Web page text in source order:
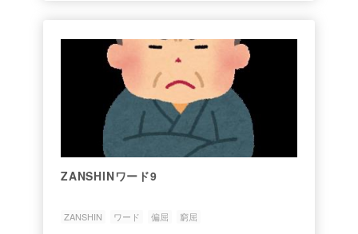
ZANSHINワード9
ZANSHIN ワード 偏屈 窮屈